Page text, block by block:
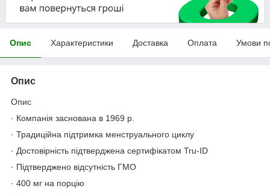
Опис Характеристики Доставка Оплата Умови
Опис
Опис
· Компанія заснована в 1969 р.
· Традиційна підтримка менструального циклу
· Достовірність підтверджена сертифікатом Tru-ID
· Підтверджено відсутність ГМО
· 400 мг на порцію